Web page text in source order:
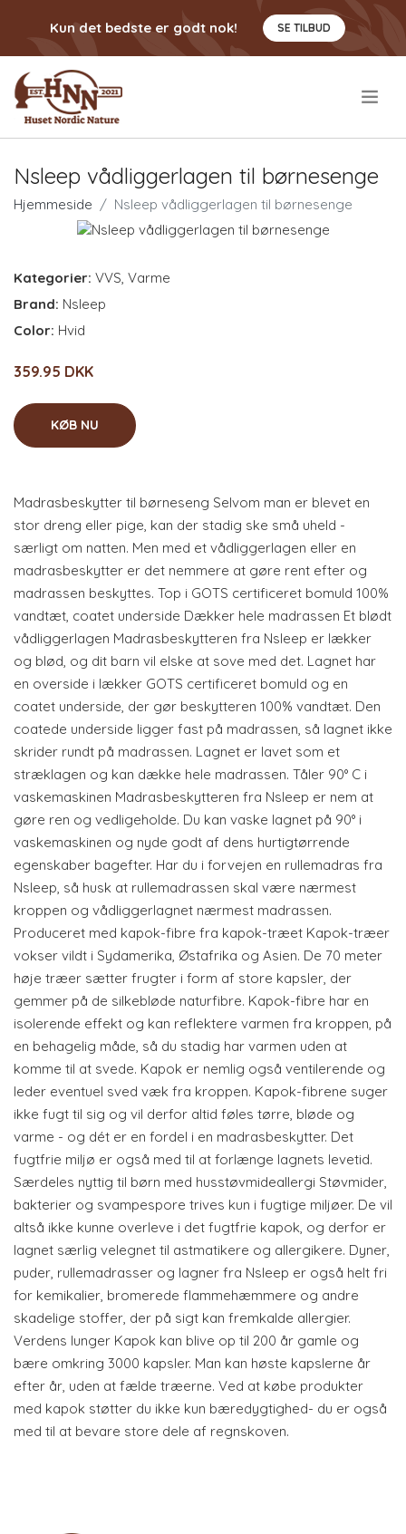
Kun det bedste er godt nok! SE TILBUD
Nsleep vådliggerlagen til børnesenge
Hjemmeside Nsleep vådliggerlagen til børnesenge
Kategorier: VVS Varme
Brand: Nsleep
Color: Hvid
359.95 DKK
KØB NU
Madrasbeskytter til børneseng Selvom man er blevet en
stor dreng eller pige, kan der stadig ske små uheld -
særligt om natten. Men med et vådliggerlagen eller en
madrasbeskytter er det nemmere at gøre rent efter og
madrassen beskyttes. Top i GOTS certificeret bomuld 100%
vandtæt, coatet underside Dækker hele madrassen Et blødt
vådliggerlagen Madrasbeskytteren fra Nsleep er lækker
og blød, og dit barn vil elske at sove med det. Lagnet har
en overside i lækker GOTS certificeret bomuld og en
coatet underside, der gør beskytteren 100% vandtæt. Den
coatede underside ligger fast på madrassen, så lagnet ikke
skrider rundt på madrassen. Lagnet er lavet som et
stræklagen og kan dække hele madrassen. Tåler 90° C i
vaskemaskinen Madrasbeskytteren fra Nsleep er nem at
gøre ren og vedligeholde. Du kan vaske lagnet på 90° i
vaskemaskinen og nyde godt af dens hurtigtørrende
egenskaber bagefter. Har du i forvejen en rullemadras fra
Nsleep, så husk at rullemadrassen skal være nærmest
kroppen og vådliggerlagnet nærmest madrassen.
Produceret med kapok-fibre fra kapok-træet Kapok-træer
vokser vildt i Sydamerika, Østafrika og Asien. De 70 meter
høje træer sætter frugter i form af store kapsler, der
gemmer på de silkebløde naturfibre. Kapok-fibre har en
isolerende effekt og kan reflektere varmen fra kroppen, på
en behagelig måde, så du stadig har varmen uden at
komme til at svede. Kapok er nemlig også ventilerende og
leder eventuel sved væk fra kroppen. Kapok-fibrene suger
ikke fugt til sig og vil derfor altid føles tørre, bløde og
varme - og dét er en fordel i en madrasbeskytter. Det
fugtfrie miljø er også med til at forlænge lagnets levetid.
Særdeles nyttig til børn med husstøvmideallergi Støvmider,
bakterier og svampespore trives kun i fugtige miljøer. De vil
altså ikke kunne overleve i det fugtfrie kapok, og derfor er
lagnet særlig velegnet til astmatikere og allergikere. Dyner,
puder, rullemadrasser og lagner fra Nsleep er også helt fri
for kemikalier, bromerede flammehæmmere og andre
skadelige stoffer, der på sigt kan fremkalde allergier.
Verdens lunger Kapok kan blive op til 200 år gamle og
bære omkring 3000 kapsler. Man kan høste kapslerne år
efter år, uden at fælde træerne. Ved at købe produkter
med kapok støtter du ikke kun bæredygtighed- du er også
med til at bevare store dele af regnskoven.